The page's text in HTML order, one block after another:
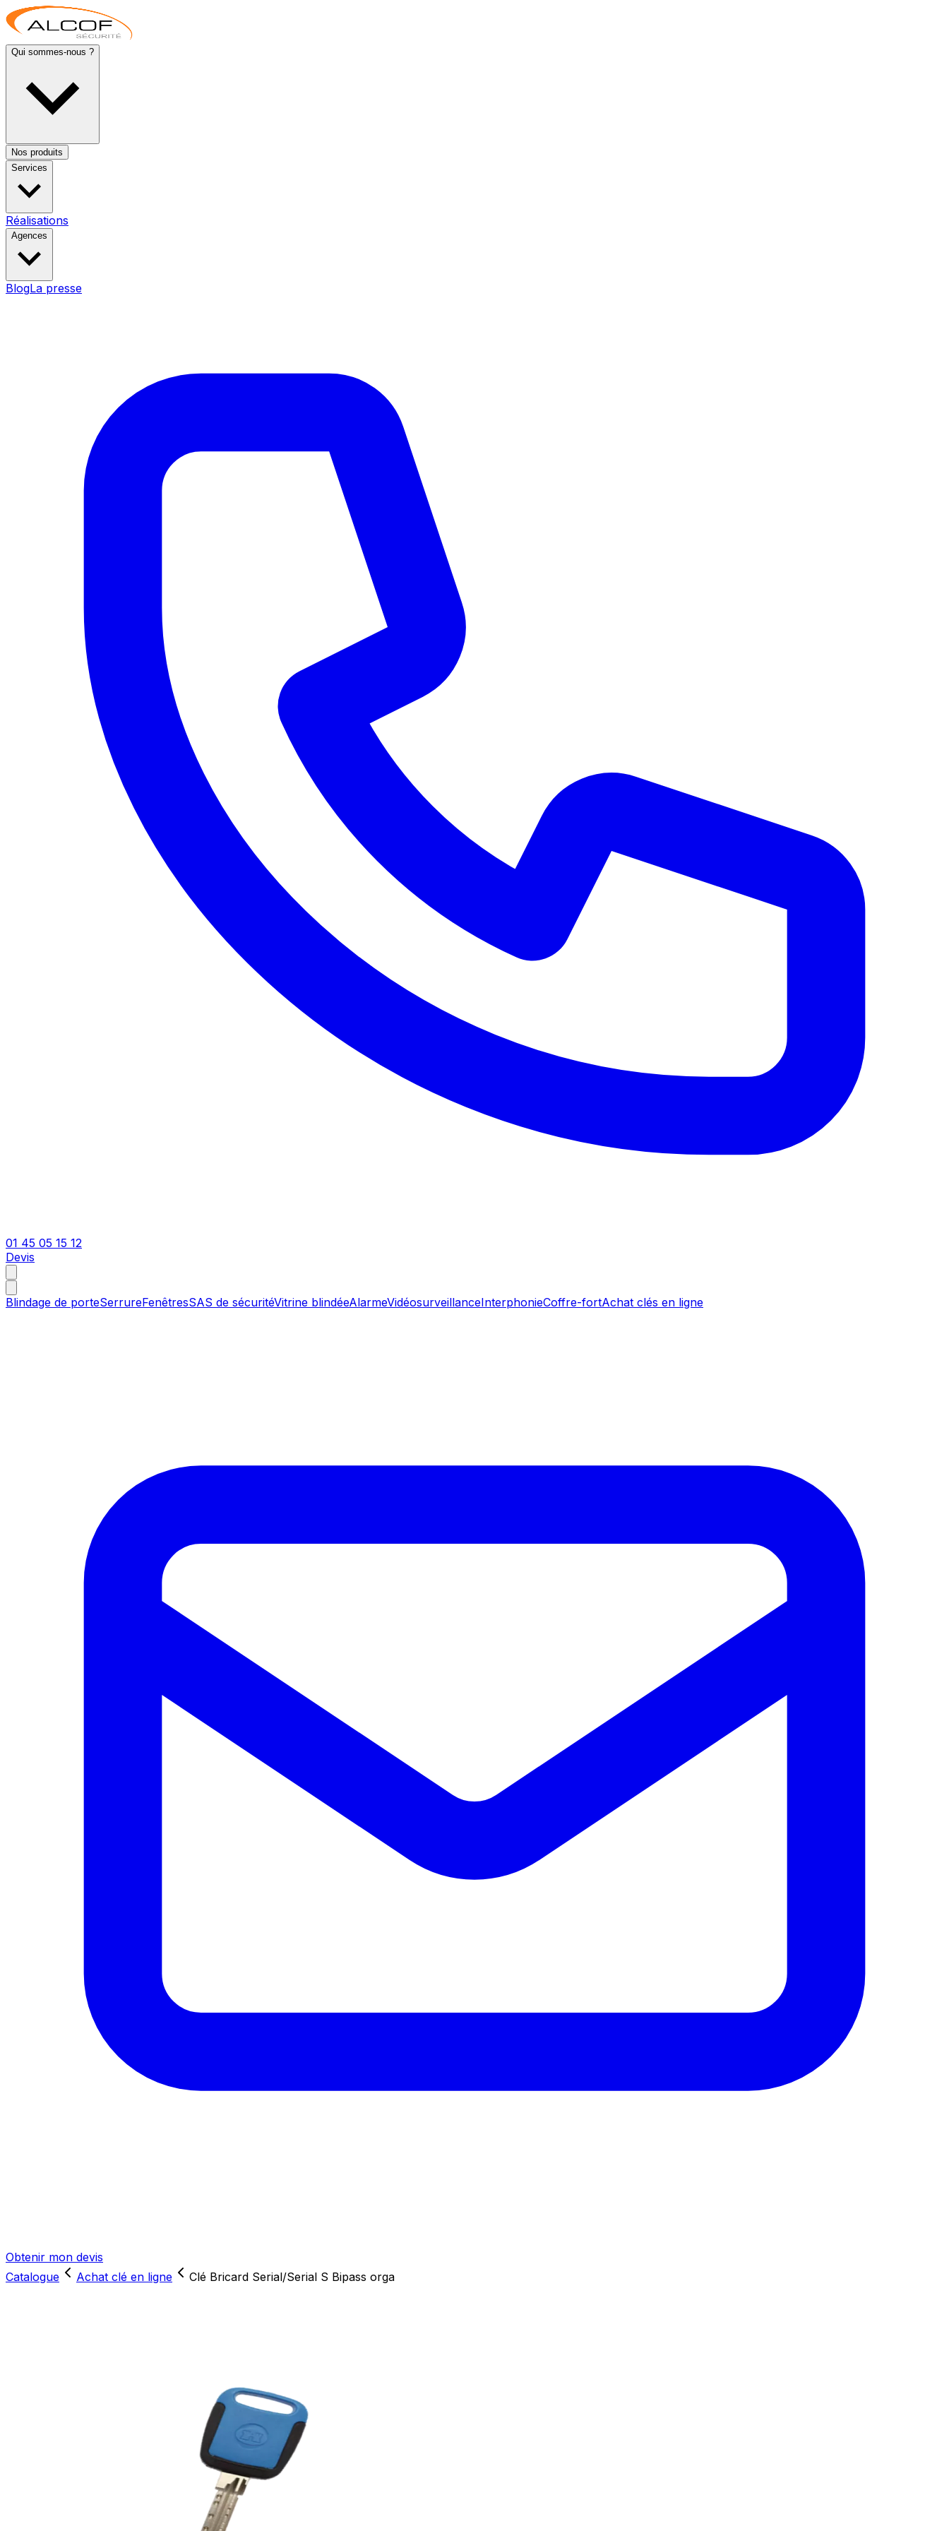
Qui sommes-nous ?
Nos produits
Services
Réalisations
Agences
BlogLa presse
01 45 05 15 12
Devis
Blindage de porteSerrureFenêtresSAS de sécuritéVitrine blindéeAlarmeVidéosurveillanceInterphonieCoffre-fortAchat clés en ligne
Obtenir mon devis
Catalogue
Achat clé en ligne Clé Bricard Serial/Serial S Bipass orga